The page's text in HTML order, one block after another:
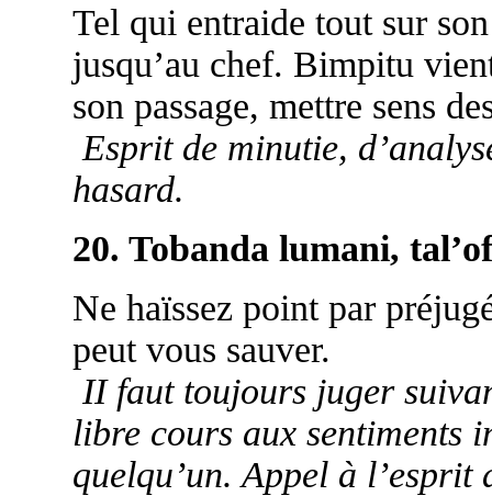
Tel qui entraide tout sur
jusqu’au chef. Bimpitu
son passage, mettre sens
Esprit de minutie,
hasard.
20. Tobanda lumani,
Ne haïssez point par
peut vous sauver.
II faut toujours juger
libre cours aux sentiments
quelqu’un. Appel à l’esprit